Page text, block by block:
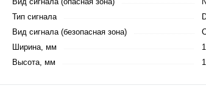
Тип сигнала
Вид сигнала (безопасная зона)
Ширина, мм
Высота, мм